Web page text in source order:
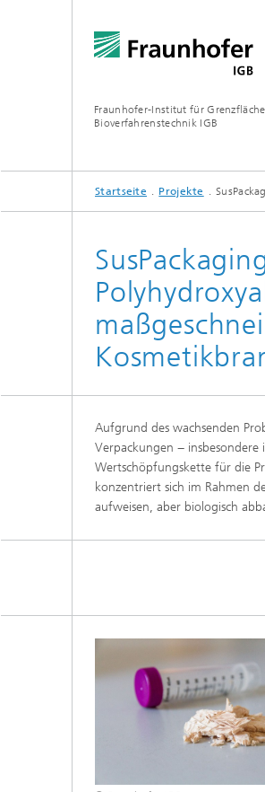
Fraunhofer-Institut für
Bioverfahrenstechnik IGB
ÜBER UNS
ZUSAMMENARBEIT
FORSCHUNG
In-vitro-Diagnostik
Virus-basierte Therapien und
Technologien
Biobasierte Polymere und
Zukunftsmaterialien
ANALYTIK / PRÜFUNG
PUBLIKATIONEN
Startseite Projekte
Aufgrund des wachsenden
Verpackungen − insbesondere
Wertschöpfungskette für die
konzentriert sich im Rahmen
aufweisen, aber biologisch